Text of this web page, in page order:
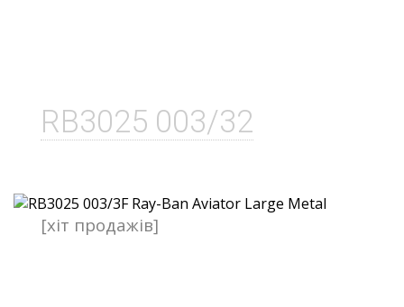
RB3025 003/32
[хіт продажів]